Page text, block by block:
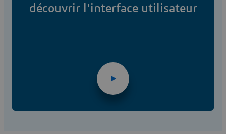
découvrir l'interface utilisateur